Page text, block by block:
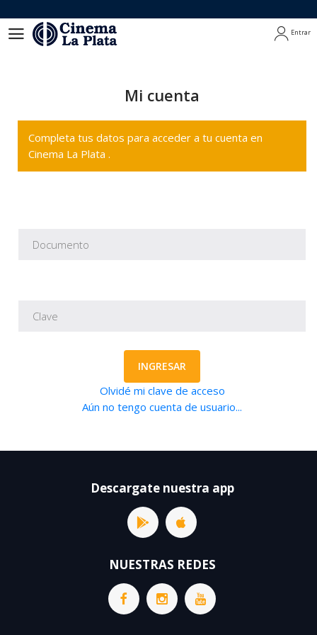
Entrar
Mi cuenta
Completa tus datos para acceder a tu cuenta en
Cinema La Plata .
INGRESAR
Olvidé mi clave de acceso
Aún no tengo cuenta de usuario...
Descargate nuestra app
NUESTRAS REDES